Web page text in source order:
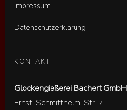
Impressum
Datenschutzerklärung
KONTAKT
Glockengießerei Bachert GmbH
Ernst-Schmitthelm-Str. 7